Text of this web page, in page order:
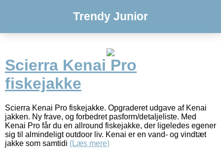
Trendy Junior
Scierra Kenai Pro
fiskejakke
Scierra Kenai Pro fiskejakke. Opgraderet udgave af Kenai
jakken. Ny frave, og forbedret pasform/detaljeliste. Med
Kenai Pro får du en allround fiskejakke, der ligeledes egener
sig til almindeligt outdoor liv. Kenai er en vand- og vindtæt
jakke som samtidi (Læs mere)